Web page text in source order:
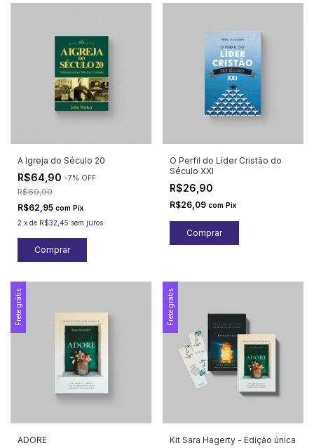
A Igreja do Século 20
R$64,90 -7% OFF
R$69,90
R$62,95 com Pix
2 x de R$32,45 sem juros
O Perfil do Líder Cristão do
Século XXI
R$26,90
R$26,09 com Pix
Frete grátis
ADORE
Frete grátis
Kit Sara Hagerty - Edição única